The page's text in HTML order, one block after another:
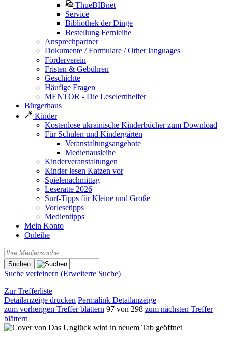
ThueBIBnet
Service
Bibliothek der Dinge
Bestellung Fernleihe
Ansprechpartner
Dokumente / Formulare / Other languages
Förderverein
Fristen & Gebühren
Geschichte
Häufige Fragen
MENTOR - Die Leselernhelfer
Bürgerhaus
Kinder
Kostenlose ukrainische Kinderbücher zum Download
Für Schulen und Kindergärten
Veranstaltungsangebote
Medienausleihe
Kinderveranstaltungen
Kinder lesen Katzen vor
Spielenachmittag
Leseratte 2026
Surf-Tipps für Kleine und Große
Vorlesetipps
Medientipps
Mein Konto
Onleihe
Suche verfeinern (Erweiterte Suche)
Zur Trefferliste
Detailanzeige drucken Permalink Detailanzeige
zum vorherigen Treffer blättern 97 von 298 zum nächsten Treffer
blättern
wird in neuem Tab geöffnet